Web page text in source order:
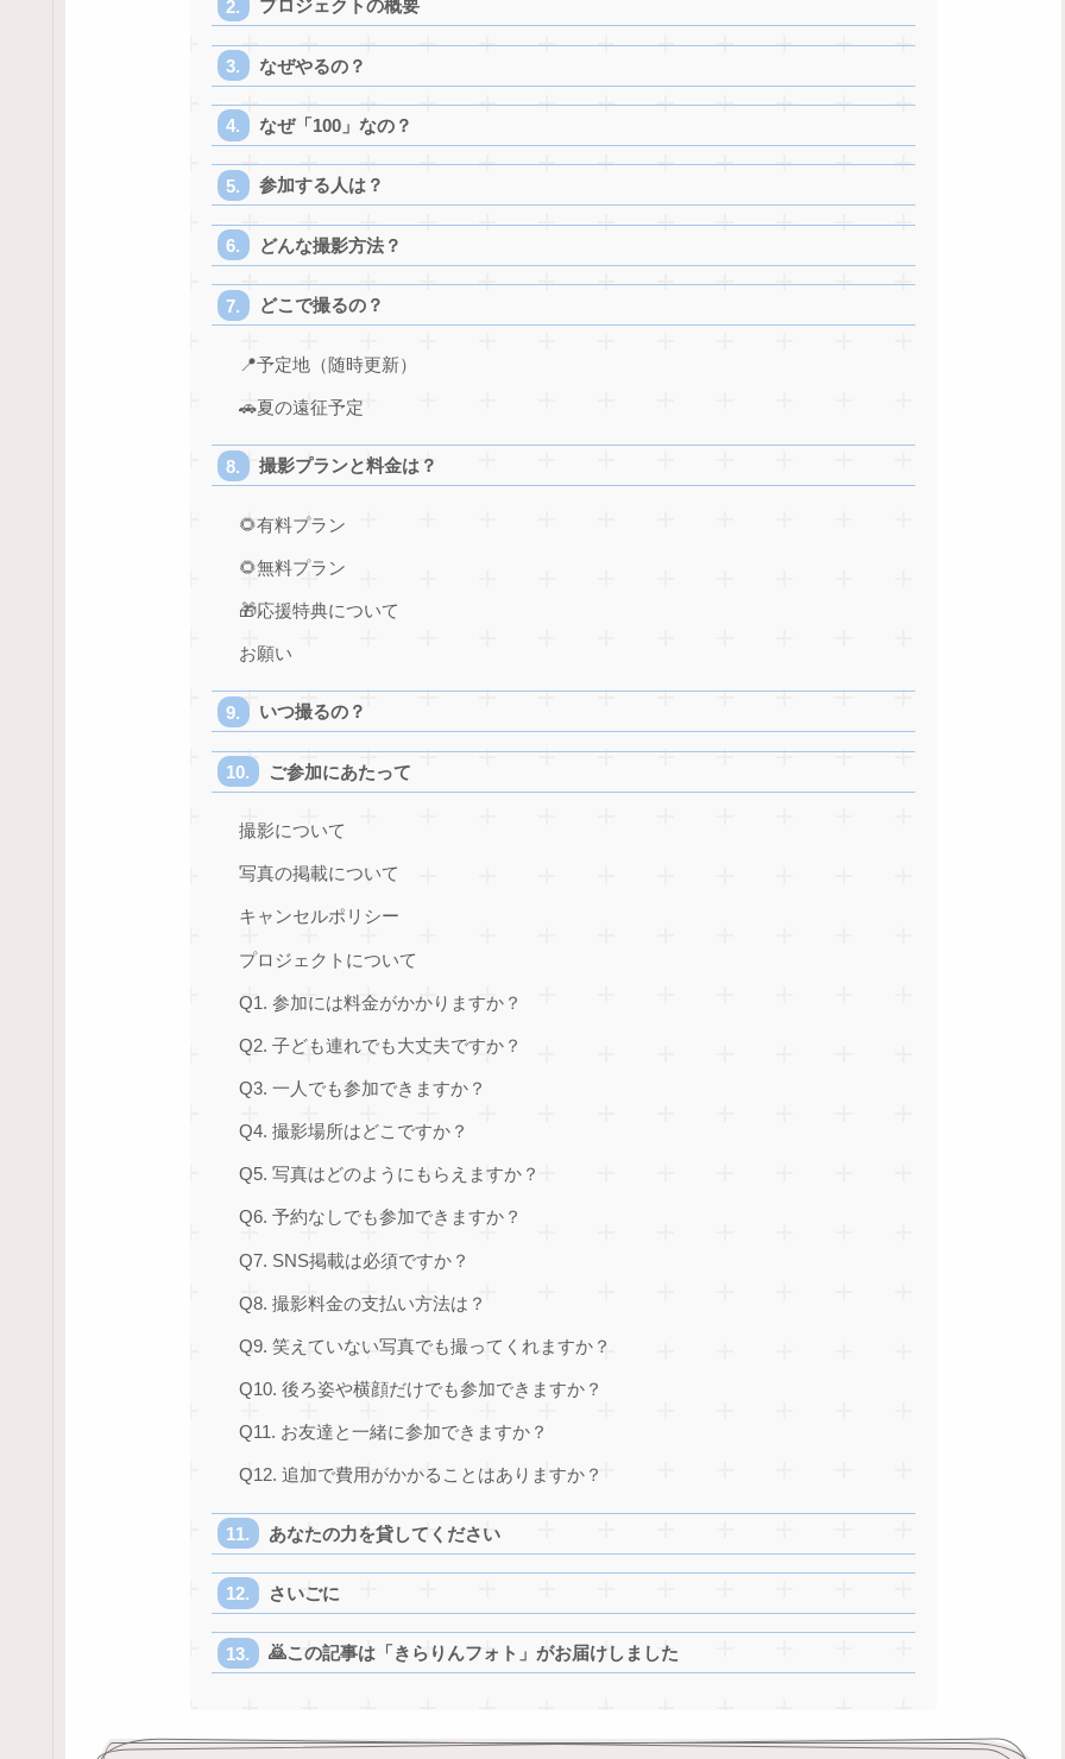
プロジェクトの概要
なぜやるの？
なぜ「100」なの？
参加する人は？
どんな撮影方法？
どこで撮るの？
📍予定地（随時更新）
🚗夏の遠征予定
撮影プランと料金は？
🌻有料プラン
🌻無料プラン
🎁応援特典について
お願い
いつ撮るの？
ご参加にあたって
撮影について
写真の掲載について
キャンセルポリシー
プロジェクトについて
Q1. 参加には料金がかかりますか？
Q2. 子ども連れでも大丈夫ですか？
Q3. 一人でも参加できますか？
Q4. 撮影場所はどこですか？
Q5. 写真はどのようにもらえますか？
Q6. 予約なしでも参加できますか？
Q7. SNS掲載は必須ですか？
Q8. 撮影料金の支払い方法は？
Q9. 笑えていない写真でも撮ってくれますか？
Q10. 後ろ姿や横顔だけでも参加できますか？
Q11. お友達と一緒に参加できますか？
Q12. 追加で費用がかかることはありますか？
あなたの力を貸してください
さいごに
🙇この記事は「きらりんフォト」がお届けしました